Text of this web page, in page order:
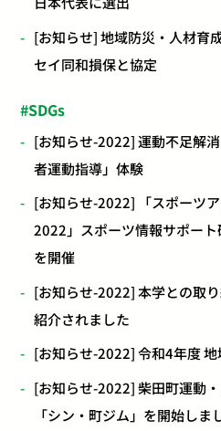
[お知らせ] 地域防災・人材育
セイ同和損保と協定
SDGs
[お知らせ-2022] 運動不足解
者運動指導」体験
[お知らせ-2022] 「スポーツ
2022」スポーツ情報サポー
を開催
[お知らせ-2022] 本学との取
紹介されました
[お知らせ-2022] 令和4年度
[お知らせ-2022] 柴田町運動
「シン・町ジム」を開始しま